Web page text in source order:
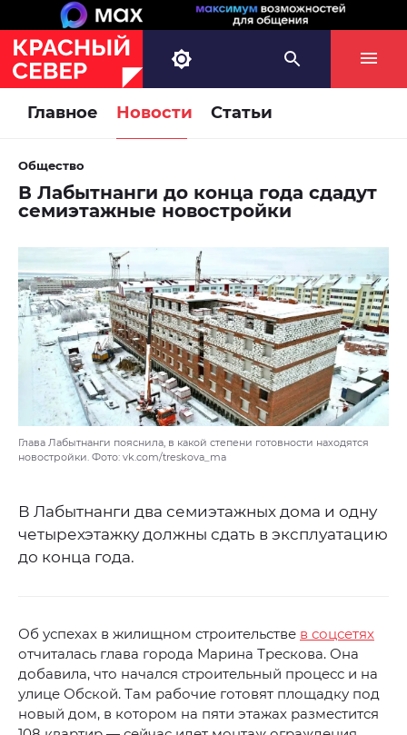
Главное Новости Статьи
Общество
В Лабытнанги до конца года сдадут
семиэтажные новостройки
Глава Лабытнанги пояснила, в какой степени готовности находятся
новостройки. Фото: vk.com/treskova_ma
В Лабытнанги два семиэтажных дома и одну
четырехэтажку должны сдать в эксплуатацию
до конца года.
Об успехах в жилищном строительстве в соцсетях
отчиталась глава города Марина Трескова. Она
добавила, что начался строительный процесс и на
улице Обской. Там рабочие готовят площадку под
новый дом, в котором на пяти этажах разместится